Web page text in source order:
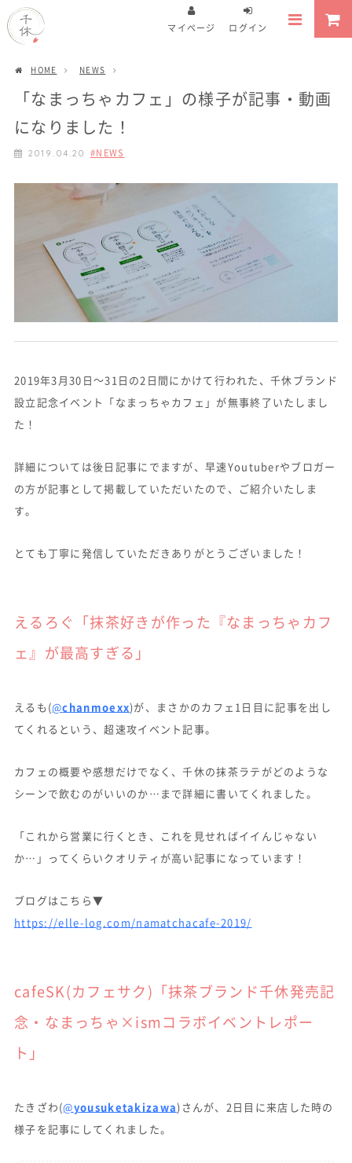
ログイン
マイページ
HOME NEWS
「なまっちゃカフェ」の様子が記事・動画
になりました！
2019.04.20 NEWS
2019年3月30日〜31日の2日間にかけて行われた、千休ブランド
設立記念イベント「なまっちゃカフェ」が無事終了いたしまし
た！
詳細については後日記事にでますが、早速Youtuberやブロガー
の方が記事として掲載していただいたので、ご紹介いたしま
す。
とても丁寧に発信していただきありがとうございました！
えるろぐ「抹茶好きが作った『なまっちゃカフ
ェ』が最高すぎる」
えるも(@chanmoexx)が、まさかのカフェ1日目に記事を出し
てくれるという、超速攻イベント記事。
カフェの概要や感想だけでなく、千休の抹茶ラテがどのような
シーンで飲むのがいいのか…まで詳細に書いてくれました。
「これから営業に行くとき、これを見せればイイんじゃない
か…」ってくらいクオリティが高い記事になっています！
ブログはこちら▼
https://elle-log.com/namatchacafe-2019/
cafeSK(カフェサク)「抹茶ブランド千休発売記
念・なまっちゃ×ismコラボイベントレポー
ト」
たきざわ(@yousuketakizawa)さんが、2日目に来店した時の
様子を記事にしてくれました。